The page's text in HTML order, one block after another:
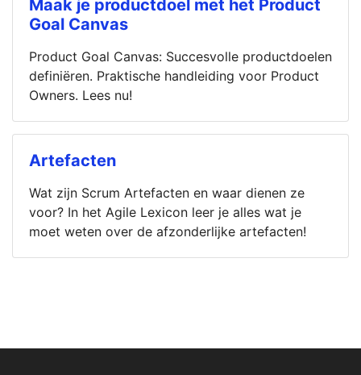
Maak je productdoel met het Product
Goal Canvas
Product Goal Canvas: Succesvolle productdoelen
definiëren. Praktische handleiding voor Product
Owners. Lees nu!
Artefacten
Wat zijn Scrum Artefacten en waar dienen ze
voor? In het Agile Lexicon leer je alles wat je
moet weten over de afzonderlijke artefacten!